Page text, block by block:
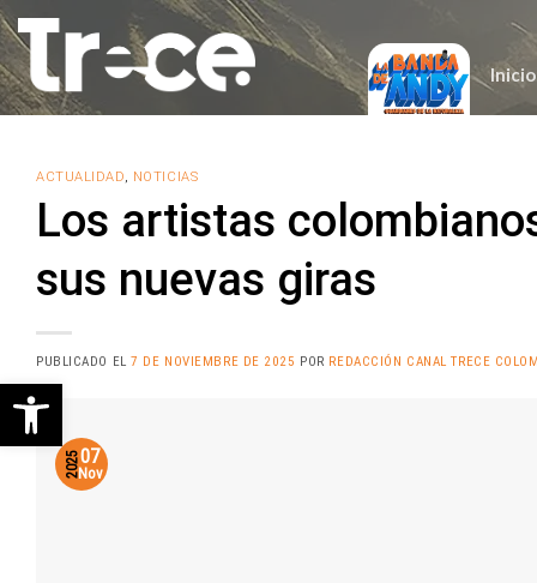
Saltar
al
contenido
Inicio
ACTUALIDAD, NOTICIAS
Los artistas
sus nuevas giras
PUBLICADO EL7 DE NOVIEMBRE DE 2025 POR REDACCIÓN CANAL TRECE
07
Nov
2025
Abrir barra de herramientas